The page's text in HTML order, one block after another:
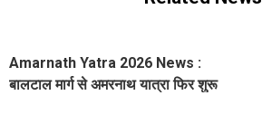
Amarnath Yatra 2026 News :
बालटाल मार्ग से अमरनाथ यात्रा फिर शुरू